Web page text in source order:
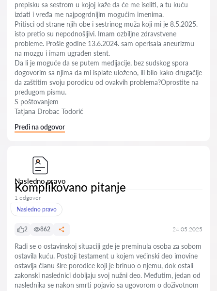
prepisku sa sestrom u kojoj kaže da će me iseliti, a tu kuću
izdati i vređa me najpogrdnijim mogućim imenima.
Pritisci od strane njih obe i sestrinog muža koji mi je 8.5.2025.
isto pretio su nepodnošljivi. Imam ozbiljne zdravstvene
probleme. Prošle godine 13.6.2024. sam operisala aneurizmu
na mozgu i imam ugrađen stent.
Da li je moguće da se putem medijacije, bez sudskog spora
dogovorim sa njima da mi isplate uloženo, ili bilo kako drugačije
da zaštitim svoju porodicu od ovakvih problema?Oprostite na
predugom pismu.
S poštovanjem
Tatjana Drobac Todorić
Pređi na odgovor
Nasledno pravo
Komplikovano pitanje
1 odgovor
Nasledno pravo
2 862 24.05.2025
Radi se o ostavinskoj situaciji gde je preminula osoba za sobom
ostavila kuću. Postoji testament u kojem većinski deo imovine
ostavlja članu šire porodice koji je brinuo o njemu, dok ostali
zakonski naslednici dobijaju svoj nužni deo. Međutim, jedan od
naslednika se nakon smrti pojavio sa ugovorom o doživotnom